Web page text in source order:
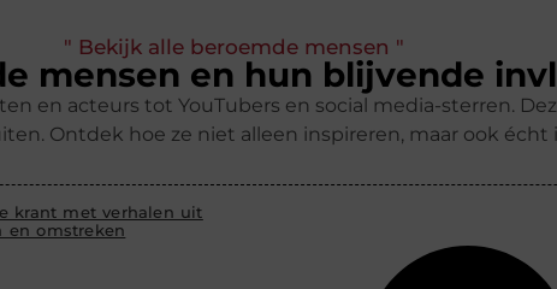
" Bekijk alle beroemde mensen "
mensen en hun blijvende
en acteurs tot YouTubers en social media-sterren.
Ontdek hoe ze niet alleen inspireren, maar ook
krant met verhalen uit
en omstreken